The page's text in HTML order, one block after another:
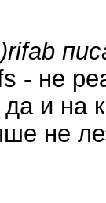
rifab
- не
и на
не